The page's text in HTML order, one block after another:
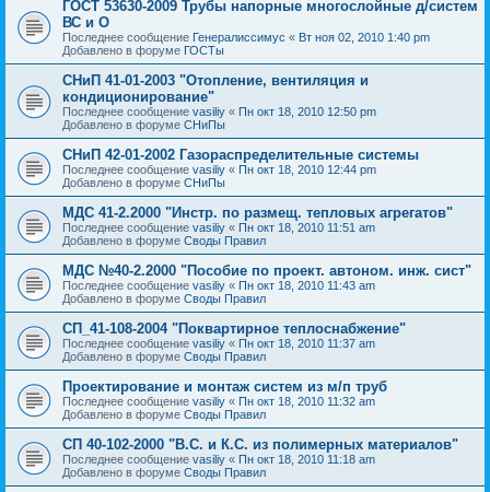
ГОСТ 53630-2009 Трубы напорные многослойные д/систем
ВС и О
Последнее сообщение Генералиссимус « Вт ноя 02, 2010 1:40 pm
Добавлено в форуме ГОСТы
СНиП 41-01-2003 "Отопление, вентиляция и
кондиционирование"
Последнее сообщение vasiliy « Пн окт 18, 2010 12:50 pm
Добавлено в форуме СНиПы
СНиП 42-01-2002 Газораспределительные системы
Последнее сообщение vasiliy « Пн окт 18, 2010 12:44 pm
Добавлено в форуме СНиПы
МДС 41-2.2000 "Инстр. по размещ. тепловых агрегатов"
Последнее сообщение vasiliy « Пн окт 18, 2010 11:51 am
Добавлено в форуме Своды Правил
МДС №40-2.2000 "Пособие по проект. автоном. инж. сист"
Последнее сообщение vasiliy « Пн окт 18, 2010 11:43 am
Добавлено в форуме Своды Правил
СП_41-108-2004 "Поквартирное теплоснабжение"
Последнее сообщение vasiliy « Пн окт 18, 2010 11:37 am
Добавлено в форуме Своды Правил
Проектирование и монтаж систем из м/п труб
Последнее сообщение vasiliy « Пн окт 18, 2010 11:32 am
Добавлено в форуме Своды Правил
СП 40-102-2000 "В.С. и К.С. из полимерных материалов"
Последнее сообщение vasiliy « Пн окт 18, 2010 11:18 am
Добавлено в форуме Своды Правил